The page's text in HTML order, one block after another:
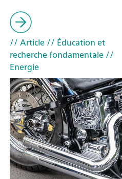
// Article// Éducation et
recherche fondamentale//
Energie